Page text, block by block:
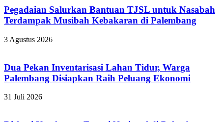
Pegadaian Salurkan Bantuan TJSL untuk Nasabah
Terdampak Musibah Kebakaran di Palembang
3 Agustus 2026
Dua Pekan Inventarisasi Lahan Tidur, Warga
Palembang Disiapkan Raih Peluang Ekonomi
31 Juli 2026